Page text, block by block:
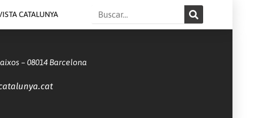
CATALUNYA Search
– 08014 Barcelona